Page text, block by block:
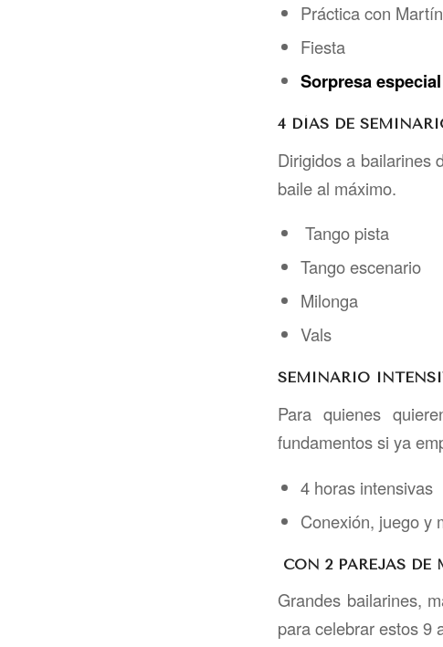
Práctica con
Fiesta
Sorpresa especial
4 DÍAS DE
Dirigidos a bailarines
baile al máximo.
Tango pista
Tango escenario
Milonga
Vals
SEMINARIO
Para quienes
fundamentos si ya
4 horas intensivas
Conexión, juego y
CON 2 PAREJAS DE
Grandes bailarines,
para celebrar estos 9